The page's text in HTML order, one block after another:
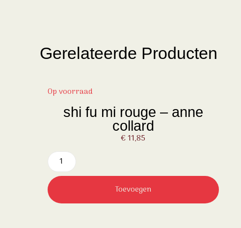
Gerelateerde Producten
Op voorraad
shi fu mi rouge – anne
collard
€11,85
Toevoegen